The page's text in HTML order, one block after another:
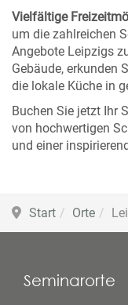
Vielfältige
um die zahlreichen
Angebote Leipzigs
Gebäude, erkunden
die lokale Küche in
Buchen Sie jetzt Ihr
von hochwertigen
und einer
Start Orte
Seminarorte